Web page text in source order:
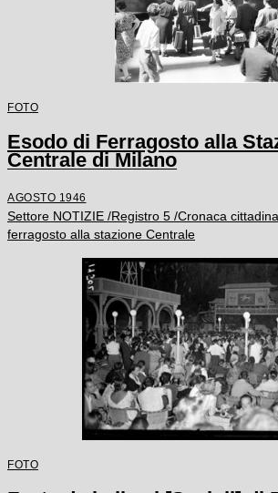
FOTO
Esodo di Ferragosto alla
Centrale di Milano
AGOSTO 1946
Settore NOTIZIE /Registro 5 /Cronaca
ferragosto alla stazione Centrale
FOTO